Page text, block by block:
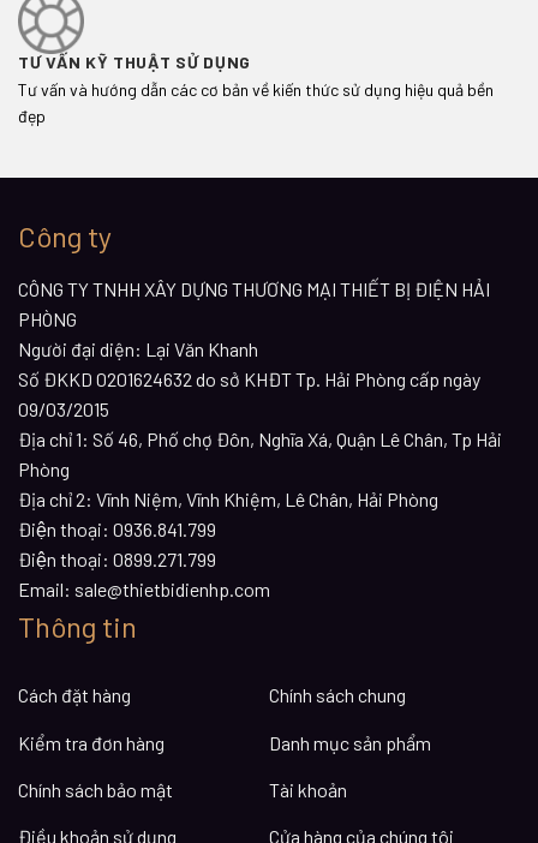
TƯ VẤN KỸ THUẬT SỬ DỤNG
Tư vấn và hướng dẫn các cơ bản về kiến thức sử dụng hiệu quả bền
đẹp
Công ty
CÔNG TY TNHH XÂY DỰNG THƯƠNG MẠI THIẾT BỊ ĐIỆN HẢI
PHÒNG
Người đại diện: Lại Văn Khanh
Số ĐKKD 0201624632 do sở KHĐT Tp. Hải Phòng cấp ngày
09/03/2015
Địa chỉ 1: Số 46, Phố chợ Đôn, Nghĩa Xá, Quận Lê Chân, Tp Hải
Phòng
Địa chỉ 2: Vĩnh Niệm, Vĩnh Khiệm, Lê Chân, Hải Phòng
Điện thoại: 0936.841.799
Điện thoại: 0899.271.799
Email: sale@thietbidienhp.com
Thông tin
Cách đặt hàng Chính sách chung
Kiểm tra đơn hàng Danh mục sản phẩm
Chính sách bảo mật Tài khoản
Điều khoản sử dụng Cửa hàng của chúng tôi